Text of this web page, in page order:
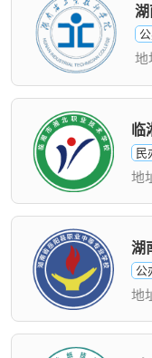
地
临
民
湖
公